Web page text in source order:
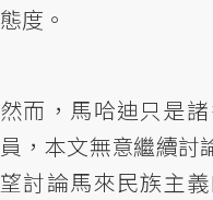
態度。
然而，馬哈迪只是
員，本文無意繼續討
望討論馬來民族主